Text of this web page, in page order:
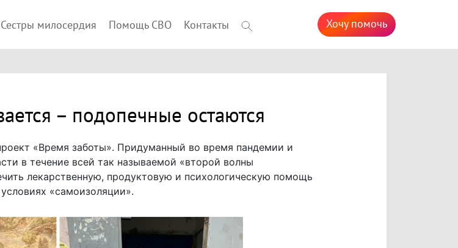
Сестры милосердия Помощь СВО Контакты Хочу помочь
– подопечные остаются
«Время заботы». Придуманный во время пандемии и
в течение всей так называемой «второй волны
лекарственную, продуктовую и психологическую помощь
«самоизоляции».